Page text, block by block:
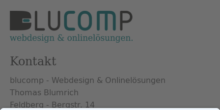
Kontakt
blucomp - Webdesign & Onlinelösungen
Thomas Blumrich
Feldberg - Bergstr. 14